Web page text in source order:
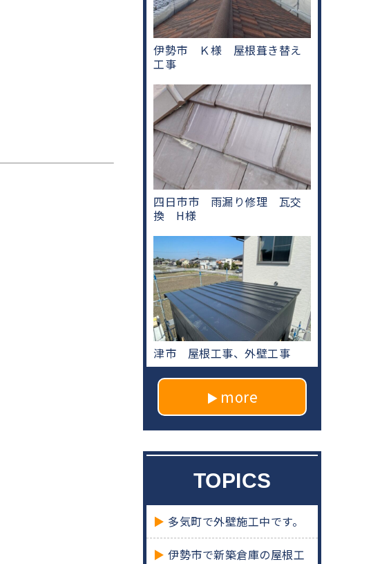
伊勢市 Ｋ様 屋根葺き替え
工事
四日市市 雨漏り修理 瓦交
換 H様
津市 屋根工事、外壁工事
more
TOPICS
多気町で外壁施工中です。
伊勢市で新築倉庫の屋根工